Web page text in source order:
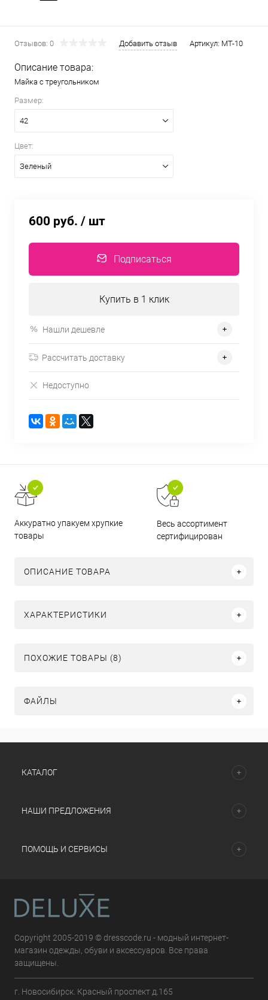
Отзывов: 0 Добавить отзыв Артикул: MT-10
Описание товара:
Майка с треугольником
Размер:
42
Цвет:
Зеленый
600 руб. / шт
Подписаться
Купить в 1 клик
Нашли дешевле
Рассчитать доставку
Недоступно
Аккуратно упакуем хрупкие
товары
Весь ассортимент
сертифицирован
ОПИСАНИЕ ТОВАРА
ХАРАКТЕРИСТИКИ
ПОХОЖИЕ ТОВАРЫ (8)
ФАЙЛЫ
КАТАЛОГ
НАШИ ПРЕДЛОЖЕНИЯ
ПОМОЩЬ И СЕРВИСЫ
Copyright 2005-2019 © dresscode.ru - модный интернет-
магазин одежды, обуви и аксессуаров. Все права
защищены.
г. Новосибирск. Красный проспект д.165